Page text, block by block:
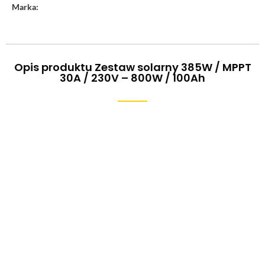
Marka:
Opis produktu Zestaw solarny 385W / MPPT
30A / 230V – 800W / 100Ah